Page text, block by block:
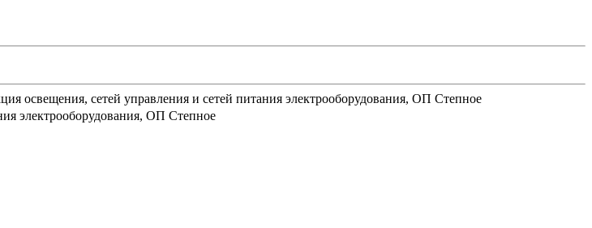
освещения, сетей управления и сетей питания электрооборудования, ОП Степное
электрооборудования, ОП Степное